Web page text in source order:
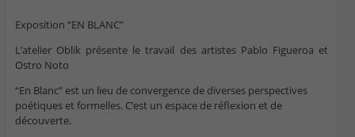
Exposition “EN BLANC”
L’atelier Oblik présente le travail des artistes Pablo Figueroa et
Ostro Noto
“En Blanc” est un lieu de convergence de diverses perspectives
poétiques et formelles. C’est un espace de réflexion et de
découverte.